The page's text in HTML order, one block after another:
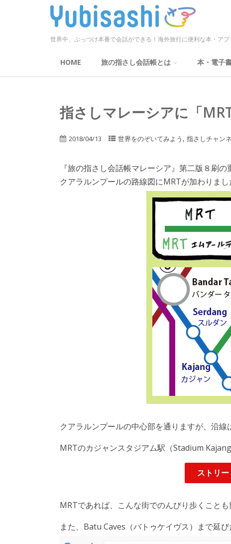
世界中、ぶっつけ本番で会話ができる！海外旅行に便利な本・アプ
HOME 旅の指さし会話帳とは 本・電子
指さしマレーシアに「
2018/04/13 世界をのぞいてみよう ,指さしチャン
『旅の指さし会話帳マレーシア』第二版８刷の
クアラルンプールの路線図にMRTが加わりまし
クアラルンプールの中心部を通りますが、沿線
MRTのカジャンスタジアム駅（Stadium Kajang
ストリ
MRTであれば、こんな街でのんびり歩くことも
また、Batu Caves（バトゥケイヴス）まで延び